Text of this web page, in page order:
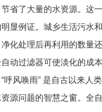
省了大量的水资源。这
显例证。城乡生活污水
化处理后再利用的数量还
动过滤器可使淡化的成
风唤雨” 是自古以来人
源问题的智慧之窗。全